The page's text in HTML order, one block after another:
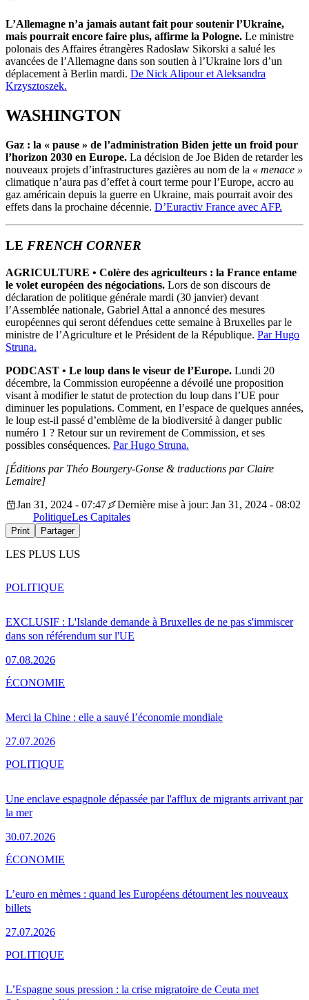
L’Allemagne n’a jamais autant fait pour soutenir l’Ukraine,
mais pourrait encore faire plus, affirme la Pologne. Le ministre
polonais des Affaires étrangères Radosław Sikorski a salué les
avancées de l’Allemagne dans son soutien à l’Ukraine lors d’un
déplacement à Berlin mardi. De Nick Alipour et Aleksandra
Krzysztoszek.
WASHINGTON
Gaz : la « pause » de l’administration Biden jette un froid pour
l’horizon 2030 en Europe. La décision de Joe Biden de retarder les
nouveaux projets d’infrastructures gazières au nom de la « menace »
climatique n’aura pas d’effet à court terme pour l’Europe, accro au
gaz américain depuis la guerre en Ukraine, mais pourrait avoir des
effets dans la prochaine décennie. D’Euractiv France avec AFP.
LE FRENCH CORNER
AGRICULTURE • Colère des agriculteurs : la France entame
le volet européen des négociations. Lors de son discours de
déclaration de politique générale mardi (30 janvier) devant
l’Assemblée nationale, Gabriel Attal a annoncé des mesures
européennes qui seront défendues cette semaine à Bruxelles par le
ministre de l’Agriculture et le Président de la République. Par Hugo
Struna.
PODCAST • Le loup dans le viseur de l’Europe. Lundi 20
décembre, la Commission européenne a dévoilé une proposition
visant à modifier le statut de protection du loup dans l’UE pour
diminuer les populations. Comment, en l’espace de quelques années,
le loup est-il passé d’emblème de la biodiversité à danger public
numéro 1 ? Retour sur un revirement de Commission, et ses
possibles conséquences. Par Hugo Struna.
[Éditions par Théo Bourgery-Gonse & traductions par Claire
Lemaire]
Jan 31, 2024 - 07:47
Dernière mise à jour: Jan 31, 2024 - 08:02
PolitiqueLes Capitales
Print Partager
LES PLUS LUS
EXCLUSIF : L'Islande demande à Bruxelles de ne pas s'immiscer
dans son référendum sur l'UE
07.08.2026
POLITIQUE
Merci la Chine : elle a sauvé l’économie mondiale
27.07.2026
ÉCONOMIE
Une enclave espagnole dépassée par l'afflux de migrants arrivant par
la mer
30.07.2026
POLITIQUE
L’euro en mèmes : quand les Européens détournent les nouveaux
billets
27.07.2026
ÉCONOMIE
L’Espagne sous pression : la crise migratoire de Ceuta met
POLITIQUE